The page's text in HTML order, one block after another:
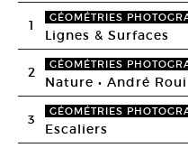
1 GÉOMÉTRIES
Lignes & Surfaces
2 GÉOMÉTRIES
Nature • André
3 GÉOMÉTRIES
Escaliers